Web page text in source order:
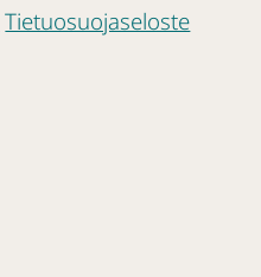
Tietuosuojaseloste